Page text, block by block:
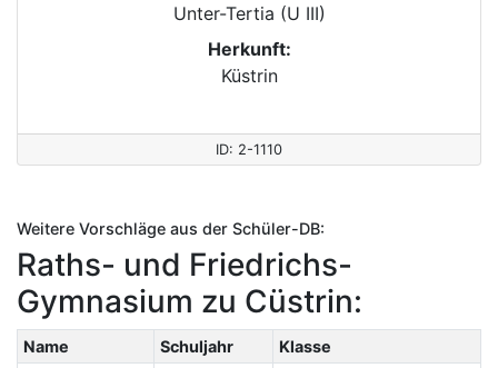
Unter-Tertia (U III)
Herkunft:
Küstrin
ID: 2-1110
Weitere Vorschläge aus der Schüler-DB:
Raths- und Friedrichs-
Gymnasium zu Cüstrin:
Name Schuljahr
Klasse